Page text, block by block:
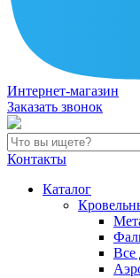
Интернет-магазин
Заказать звонок
Контакты
Каталог
Все